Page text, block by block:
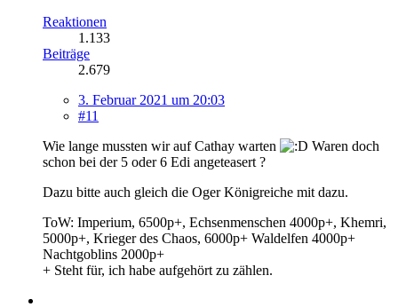
Reaktionen
1.133
Beiträge
2.679
3. Februar 2021 um 20:03
#11
Wie lange mussten wir auf Cathay warten
Waren doch
schon bei der 5 oder 6 Edi angeteasert ?
Dazu bitte auch gleich die Oger Königreiche mit dazu.
ToW: Imperium, 6500p+, Echsenmenschen 4000p+, Khemri,
5000p+, Krieger des Chaos, 6000p+ Waldelfen 4000p+
Nachtgoblins 2000p+
+ Steht für, ich habe aufgehört zu zählen.